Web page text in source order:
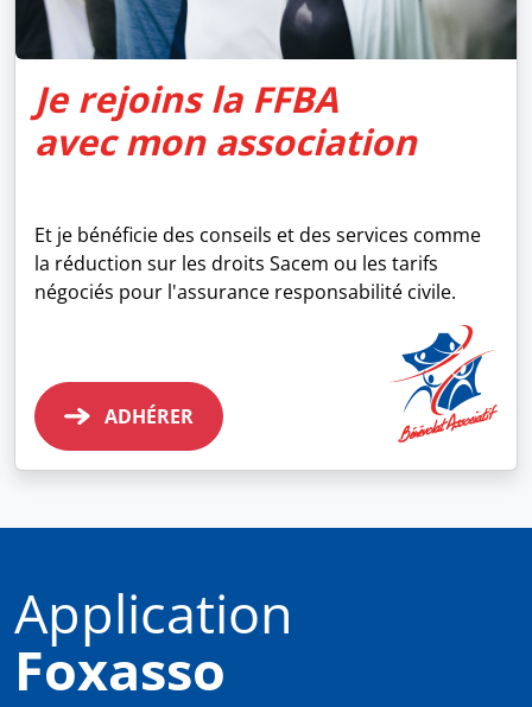
Je rejoins la FFBA
avec mon association
Et je bénéficie des conseils et des services comme
la réduction sur les droits Sacem ou les tarifs
négociés pour l'assurance responsabilité civile.
ADHÉRER
Application
Foxasso